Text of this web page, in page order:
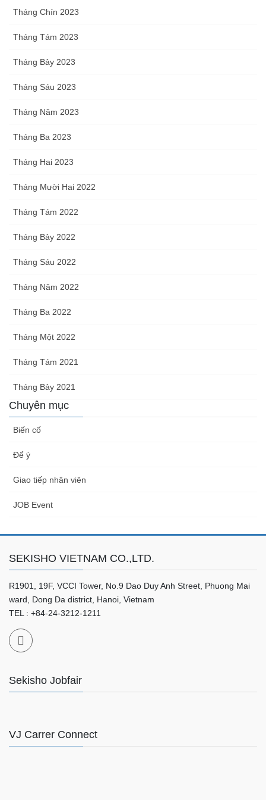
Tháng Chín 2023
Tháng Tám 2023
Tháng Bảy 2023
Tháng Sáu 2023
Tháng Năm 2023
Tháng Ba 2023
Tháng Hai 2023
Tháng Mười Hai 2022
Tháng Tám 2022
Tháng Bảy 2022
Tháng Sáu 2022
Tháng Năm 2022
Tháng Ba 2022
Tháng Một 2022
Tháng Tám 2021
Tháng Bảy 2021
Chuyên mục
Biến cố
Để ý
Giao tiếp nhân viên
JOB Event
SEKISHO VIETNAM CO.,LTD.
R1901, 19F, VCCI Tower, No.9 Dao Duy Anh Street, Phuong Mai
ward, Dong Da district, Hanoi, Vietnam
TEL : +84-24-3212-1211
Sekisho Jobfair
VJ Carrer Connect